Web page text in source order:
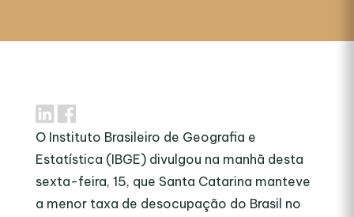
O Instituto Brasileiro de Geografia e
Estatística (IBGE) divulgou na manhã desta
sexta-feira, 15, que Santa Catarina manteve
a menor taxa de desocupação do Brasil no